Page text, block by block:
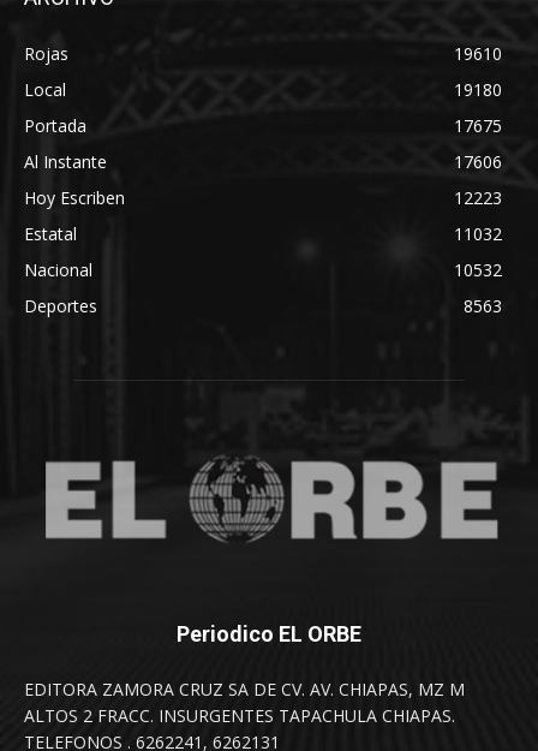
Rojas
19610
Local
19180
Portada
17675
Al Instante
17606
Hoy Escriben
12223
Estatal
11032
Nacional
10532
Deportes
8563
Periodico EL ORBE
EDITORA ZAMORA CRUZ SA DE CV. AV. CHIAPAS, MZ M
ALTOS 2 FRACC. INSURGENTES TAPACHULA CHIAPAS.
TELEFONOS . 6262241, 6262131